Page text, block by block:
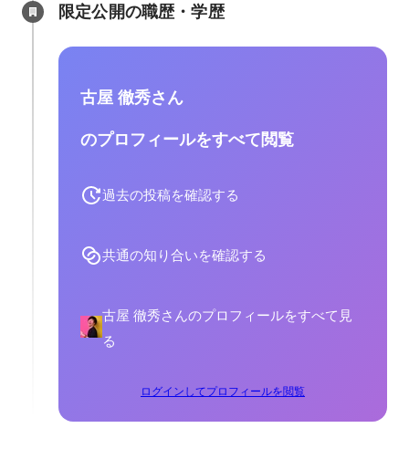
限定公開の職歴・学歴
古屋 徹秀さん
のプロフィールをすべて閲覧
過去の投稿を確認する
共通の知り合いを確認する
古屋 徹秀さんのプロフィールをすべて見
る
ログインしてプロフィールを閲覧